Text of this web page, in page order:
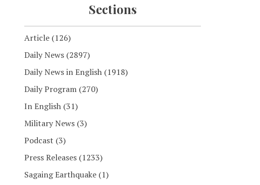
Sections
Article (126)
Daily News (2897)
Daily News in English (1918)
Daily Program (270)
In English (31)
Military News (3)
Podcast (3)
Press Releases (1233)
Sagaing Earthquake (1)